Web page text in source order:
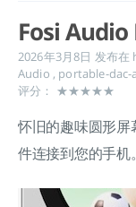
Fosi Audio
2026年3月8日 发布在
Audio , portable-dac-
评分： ★★★★★
怀旧的趣味圆形
件连接到您的手机。